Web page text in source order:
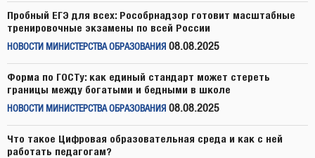
Пробный ЕГЭ для всех: Рособрнадзор готовит масштабные
тренировочные экзамены по всей России
НОВОСТИ МИНИСТЕРСТВА ОБРАЗОВАНИЯ 08.08.2025
Форма по ГОСТу: как единый стандарт может стереть
границы между богатыми и бедными в школе
НОВОСТИ МИНИСТЕРСТВА ОБРАЗОВАНИЯ 08.08.2025
Что такое Цифровая образовательная среда и как с ней
работать педагогам?